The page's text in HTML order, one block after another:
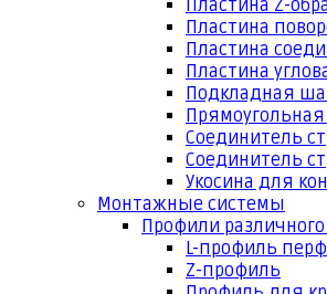
Пластина Z-
Пластина
Пластина
Пластина
Подкладная
Соединитель
Соединитель
Укосина для
Монтажные системы
Профили
L-профиль
Z-профиль